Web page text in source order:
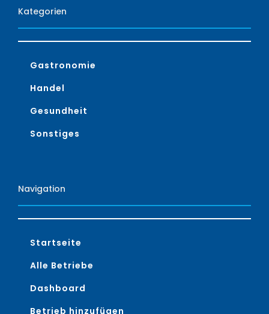
Kategorien
Gastronomie
Handel
Gesundheit
Sonstiges
Navigation
Startseite
Alle Betriebe
Dashboard
Betrieb hinzufügen